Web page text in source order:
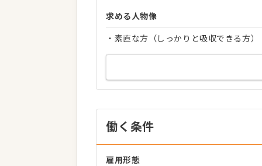
求める人物像
・素直な方（しっかりと吸収できる方）
働く条件
雇用形態